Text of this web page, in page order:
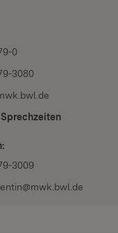
0
3080
Fenster)
3009